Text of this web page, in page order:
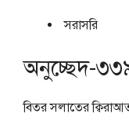
সরাসরি
অনুচ্ছেদ-
বিতর সলাতের